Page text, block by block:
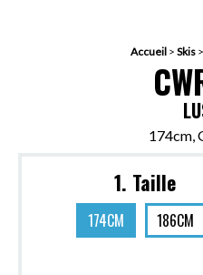
Accueil > Skis >
174cm,
1. Taille
174CM 186CM